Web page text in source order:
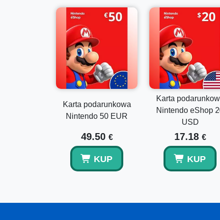
Karta podarunkowa
Nintendo 50 EUR
49.50 €
KUP
Karta
Nintendo eShop
USD
17.18 €
KUP